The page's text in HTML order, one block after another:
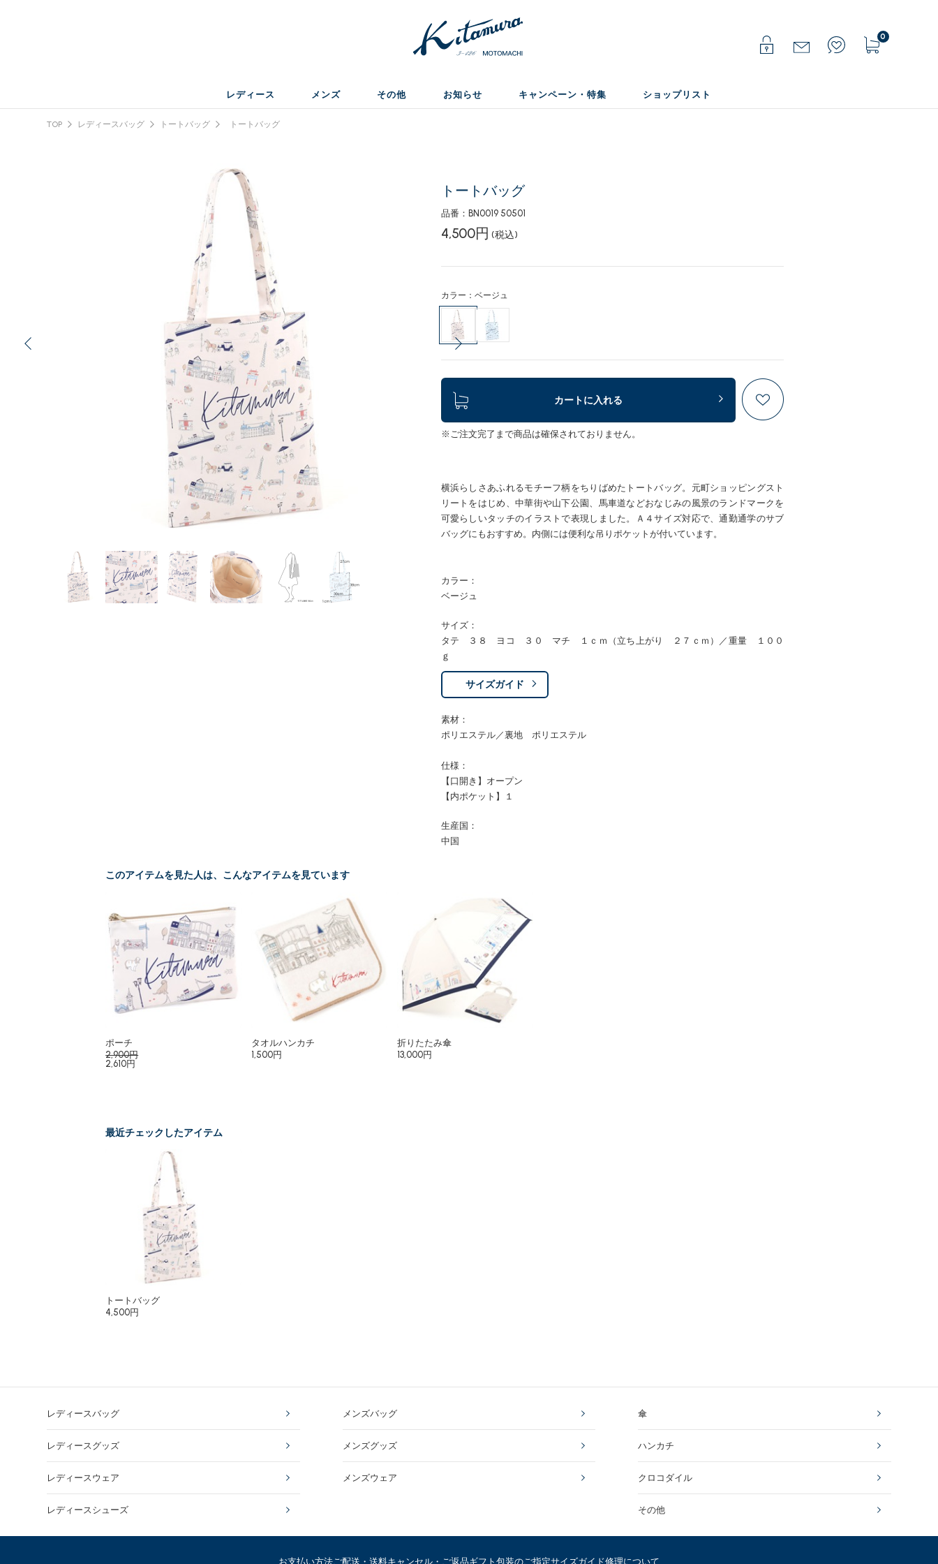
0
レディース メンズ その他 お知らせ キャンペーン・特集 ショップリスト
TOP レディースバッグ トートバッグ トートバッグ
トートバッグ
品番：BN0019 50501
4,500円 (税込)
カラー：ベージュ
カートに入れる
※ご注文完了まで商品は確保されておりません。
横浜らしさあふれるモチーフ柄をちりばめたトートバッグ。元町ショッピングスト
リートをはじめ、中華街や山下公園、馬車道などおなじみの風景のランドマークを
可愛らしいタッチのイラストで表現しました。Ａ４サイズ対応で、通勤通学のサブ
バッグにもおすすめ。内側には便利な吊りポケットが付いています。
カラー：
ベージュ
サイズ：
タテ ３８ ヨコ ３０ マチ １ｃｍ（立ち上がり ２７ｃｍ）／重量 １００
ｇ
サイズガイド
素材：
ポリエステル／裏地 ポリエステル
仕様：
【口開き】オープン
【内ポケット】１
生産国：
中国
このアイテムを見た人は、こんなアイテムを見ています
ポーチ
2,900円
2,610円
タオルハンカチ
1,500円
折りたたみ傘
13,000円
最近チェックしたアイテム
トートバッグ
4,500円
レディースバッグ
レディースグッズ
レディースウェア
レディースシューズ
メンズバッグ
メンズグッズ
メンズウェア
傘
ハンカチ
クロコダイル
その他
お支払い方法 ご配送・送料キャンセル・ご返品ギフト包装のご指定サイズガイド修理について